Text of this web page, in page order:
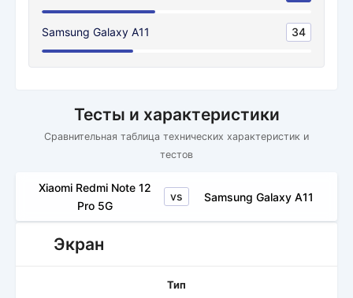
Samsung Galaxy A11 34
Тесты и характеристики
Сравнительная таблица технических характеристик и
тестов
Xiaomi Redmi Note 12
Pro 5G
vs Samsung Galaxy A11
Экран
Тип